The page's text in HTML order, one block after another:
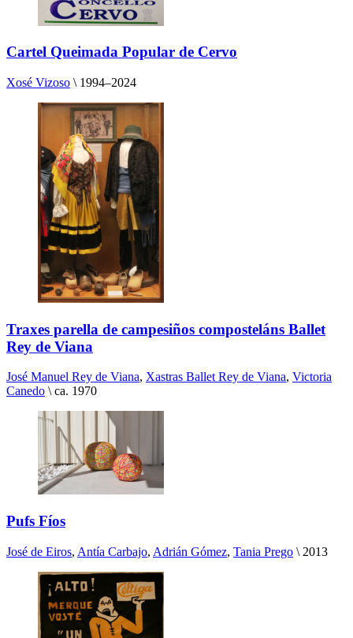
Cartel Queimada Popular de Cervo
Xosé Vizoso \ 1994–2024
Traxes parella de campesiños composteláns Ballet
Rey de Viana
José Manuel Rey de Viana, Xastras Ballet Rey de Viana, Victoria
Canedo \ca. 1970
Pufs Fíos
José de Eiros, Antía Carbajo, Adrián Gómez, Tania Prego \ 2013